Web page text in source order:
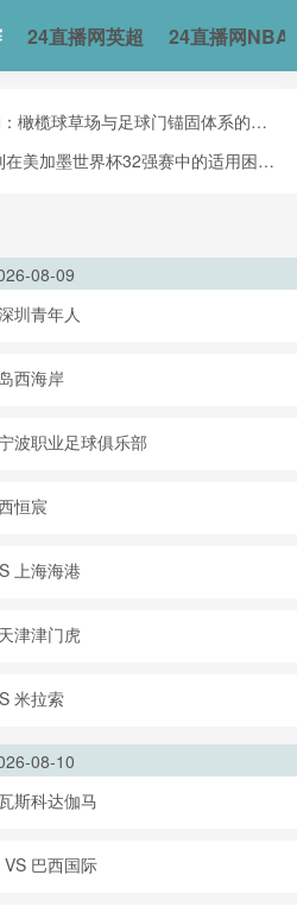
24直播网英超 24直播网NBA
橄榄球草场与足球门锚固体系的空
在美加墨世界杯32强赛中的适用困境
08-09
圳青年人
西海岸
波职业足球俱乐部
恒宸
上海海港
津津门虎
米拉索
08-10
斯科达伽马
巴西国际